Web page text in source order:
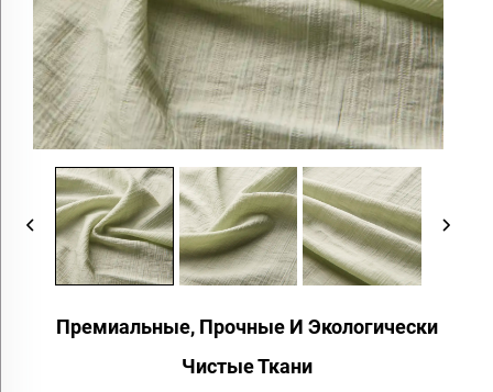
Премиальные, Прочные И Экологически
Чистые Ткани